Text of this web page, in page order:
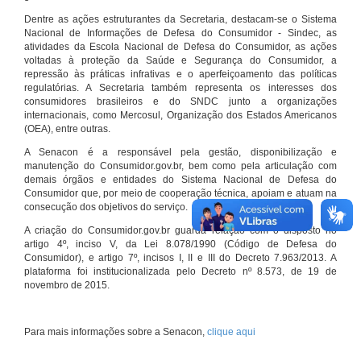
Dentre as ações estruturantes da Secretaria, destacam-se o Sistema
Nacional de Informações de Defesa do Consumidor - Sindec, as
atividades da Escola Nacional de Defesa do Consumidor, as ações
voltadas à proteção da Saúde e Segurança do Consumidor, a
repressão às práticas infrativas e o aperfeiçoamento das políticas
regulatórias. A Secretaria também representa os interesses dos
consumidores brasileiros e do SNDC junto a organizações
internacionais, como Mercosul, Organização dos Estados Americanos
(OEA), entre outras.
A Senacon é a responsável pela gestão, disponibilização e
manutenção do Consumidor.gov.br, bem como pela articulação com
demais órgãos e entidades do Sistema Nacional de Defesa do
Consumidor que, por meio de cooperação técnica, apoiam e atuam na
consecução dos objetivos do serviço.
A criação do Consumidor.gov.br guarda relação com o disposto no
artigo 4º, inciso V, da Lei 8.078/1990 (Código de Defesa do
Consumidor), e artigo 7º, incisos I, II e III do Decreto 7.963/2013. A
plataforma foi institucionalizada pelo Decreto nº 8.573, de 19 de
novembro de 2015.
Para mais informações sobre a Senacon, clique aqui